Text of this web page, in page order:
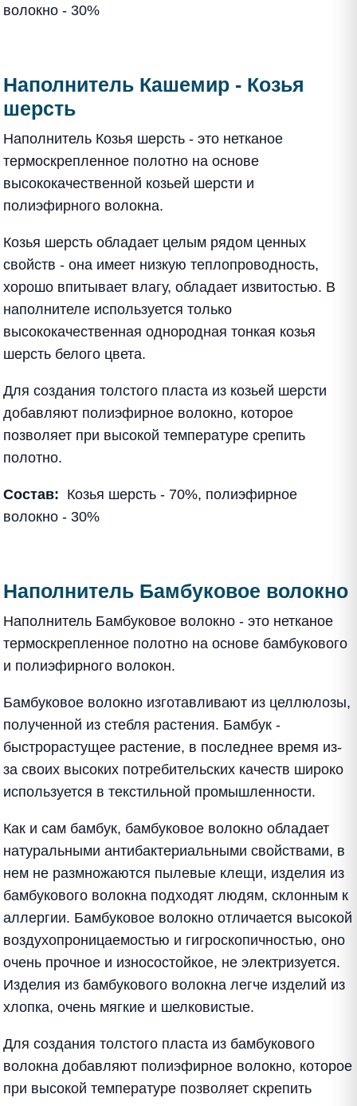
волокно - 30%
Наполнитель Кашемир - Козья
шерсть
Наполнитель Козья шерсть - это нетканое
термоскрепленное полотно на основе
высококачественной козьей шерсти и
полиэфирного волокна.
Козья шерсть обладает целым рядом ценных
свойств - она имеет низкую теплопроводность,
хорошо впитывает влагу, обладает извитостью. В
наполнителе используется только
высококачественная однородная тонкая козья
шерсть белого цвета.
Для создания толстого пласта из козьей шерсти
добавляют полиэфирное волокно, которое
позволяет при высокой температуре срепить
полотно.
Состав: Козья шерсть - 70%, полиэфирное
волокно - 30%
Наполнитель Бамбуковое волокно
Наполнитель Бамбуковое волокно - это нетканое
термоскрепленное полотно на основе бамбукового
и полиэфирного волокон.
Бамбуковое волокно изготавливают из целлюлозы,
полученной из стебля растения. Бамбук -
быстрорастущее растение, в последнее время из-
за своих высоких потребительских качеств широко
используется в текстильной промышленности.
Как и сам бамбук, бамбуковое волокно обладает
натуральными антибактериальными свойствами, в
нем не размножаются пылевые клещи, изделия из
бамбукового волокна подходят людям, склонным к
аллергии. Бамбуковое волокно отличается высокой
воздухопроницаемостью и гигроскопичностью, оно
очень прочное и износостойкое, не электризуется.
Изделия из бамбукового волокна легче изделий из
хлопка, очень мягкие и шелковистые.
Для создания толстого пласта из бамбукового
волокна добавляют полиэфирное волокно, которое
при высокой температуре позволяет скрепить